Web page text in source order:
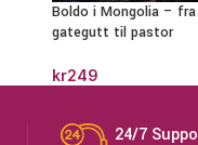
Boldo i Mongolia – fra
gategutt til pastor
kr249
24/7